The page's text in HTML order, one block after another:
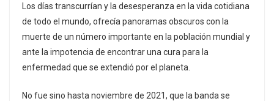
Los días transcurrían y la desesperanza en la vida cotidiana
de todo el mundo, ofrecía panoramas obscuros con la
muerte de un número importante en la población mundial y
ante la impotencia de encontrar una cura para la
enfermedad que se extendió por el planeta.
No fue sino hasta noviembre de 2021, que la banda se